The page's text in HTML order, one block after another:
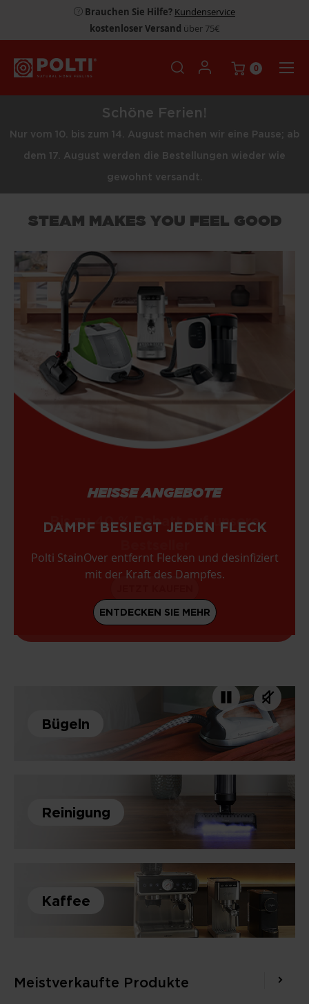
Brauchen Sie Hilfe? Kundenservice
kostenloser Versand über 75€
0
Schöne Ferien!
Nur vom 10. bis zum 14. August machen wir eine Pause; ab
dem 17. August werden die Bestellungen wieder wie
gewohnt versandt.
STEAM MAKES YOU FEEL GOOD
HEISSE ANGEBOTE
Bis zu 40 % Rabatt auf unsere
DAMPF BESIEGT JEDEN FLECK
Polti StainOver entfernt Flecken und desinfiziert
mit der Kraft des Dampfes.
ENTDECKEN SIE MEHR
Bügeln
Reinigung
Kaffee
Meistverkaufte Produkte